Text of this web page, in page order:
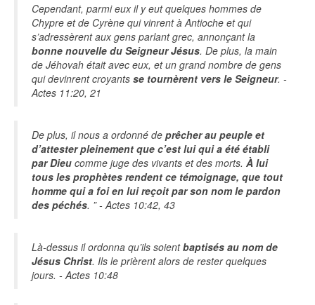
Cependant, parmi eux il y eut quelques hommes de
Chypre et de Cyrène qui vinrent à Antioche et qui
s’adressèrent aux gens parlant grec, annonçant la
bonne nouvelle du Seigneur Jésus. De plus, la main
de Jéhovah était avec eux, et un grand nombre de gens
qui devinrent croyants se tournèrent vers le Seigneur. -
Actes 11:20, 21
De plus, il nous a ordonné de prêcher au peuple et
d’attester pleinement que c’est lui qui a été établi
par Dieu comme juge des vivants et des morts. À lui
tous les prophètes rendent ce témoignage, que tout
homme qui a foi en lui reçoit par son nom le pardon
des péchés. ” - Actes 10:42, 43
Là-dessus il ordonna qu’ils soientbaptisés au nom de
Jésus Christ. Ils le prièrent alors de rester quelques
jours. - Actes 10:48